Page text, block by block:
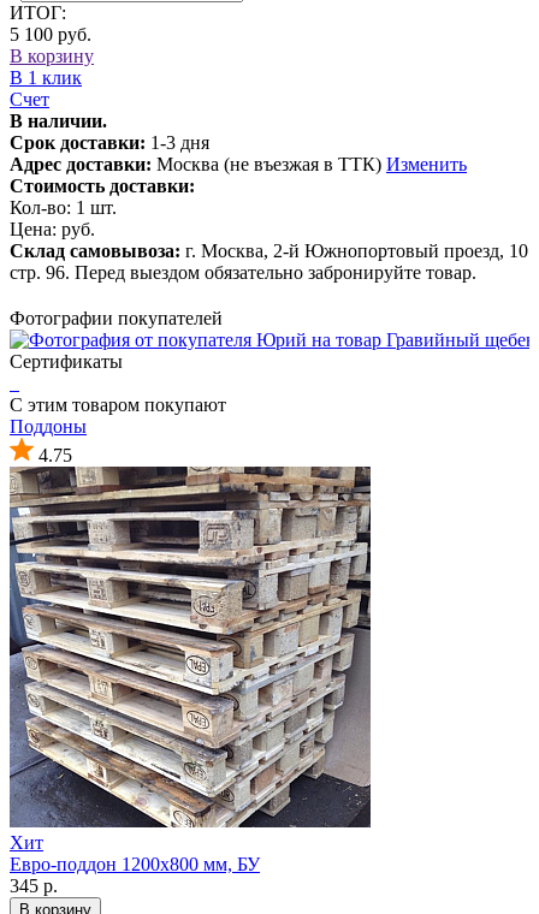
ИТОГ:
5 100 руб.
В корзину
В 1 клик
Счет
В наличии.
Срок доставки: 1-3 дня
Адрес доставки: Москва (не въезжая в ТТК) Изменить
Стоимость доставки:
Кол-во: 1 шт.
Цена: руб.
Склад самовывоза: г. Москва, 2-й Южнопортовый проезд, 10
стр. 96. Перед выездом обязательно забронируйте товар.
Фотографии покупателей
Сертификаты
С этим товаром покупают
Поддоны
4.75
Хит
Евро-поддон 1200х800 мм, БУ
345 р.
В корзину